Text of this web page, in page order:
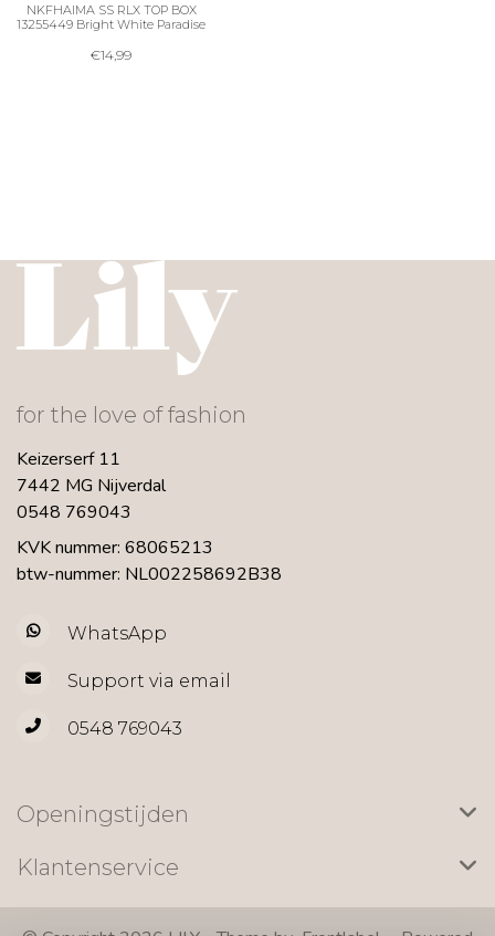
NKFHAIMA SS RLX TOP BOX
13255449 Bright White Paradise
€14,99
for the love of fashion
Keizerserf 11
7442 MG Nijverdal
0548 769043
KVK nummer: 68065213
btw-nummer: NL002258692B38
WhatsApp
Support via email
0548 769043
Openingstijden
Klantenservice